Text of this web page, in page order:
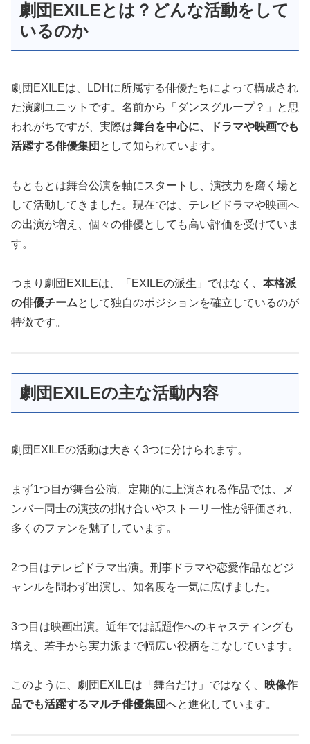
劇団EXILEとは？どんな活動をして
いるのか
劇団EXILEは、LDHに所属する俳優たちによって構成され
た演劇ユニットです。名前から「ダンスグループ？」と思
われがちですが、実際は舞台を中心に、ドラマや映画でも
活躍する俳優集団 として知られています。
もともとは舞台公演を軸にスタートし、演技力を磨く場と
して活動してきました。現在では、テレビドラマや映画へ
の出演が増え、個々の俳優としても高い評価を受けていま
す。
つまり劇団EXILEは、「EXILEの派生」ではなく、 本格派
の俳優チームとして独自のポジションを確立しているのが
特徴です。
劇団EXILEの主な活動内容
劇団EXILEの活動は大きく3つに分けられます。
まず1つ目が舞台公演。定期的に上演される作品では、メ
ンバー同士の演技の掛け合いやストーリー性が評価され、
多くのファンを魅了しています。
2つ目はテレビドラマ出演。刑事ドラマや恋愛作品などジ
ャンルを問わず出演し、知名度を一気に広げました。
3つ目は映画出演。近年では話題作へのキャスティングも
増え、若手から実力派まで幅広い役柄をこなしています。
このように、劇団EXILEは「舞台だけ」ではなく、 映像作
品でも活躍するマルチ俳優集団へと進化しています。